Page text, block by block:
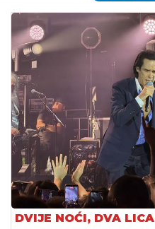
DVIJE NOĆI, DVA LICA